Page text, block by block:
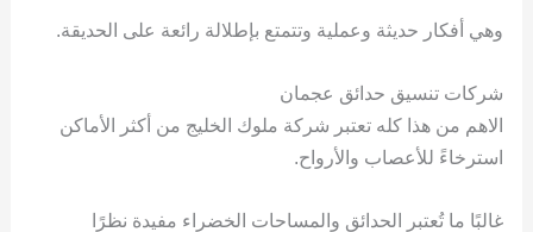
وهي أفكار حديثة وعملية وتتمتع بإطلالة رائعة على الحديقة.
شركات تنسيق حدائق عجمان
الاهم من هذا كله تعتبر شركة ملوك الخليج من أكثر الأماكن
استرخاءً للأعصاب والأرواح.
غالبًا ما تُعتبر الحدائق والمساحات الخضراء مفيدة نظرًا